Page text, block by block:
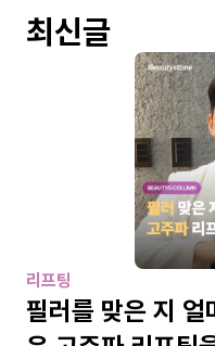
최신글
리프팅
필러를 맞은 지 얼